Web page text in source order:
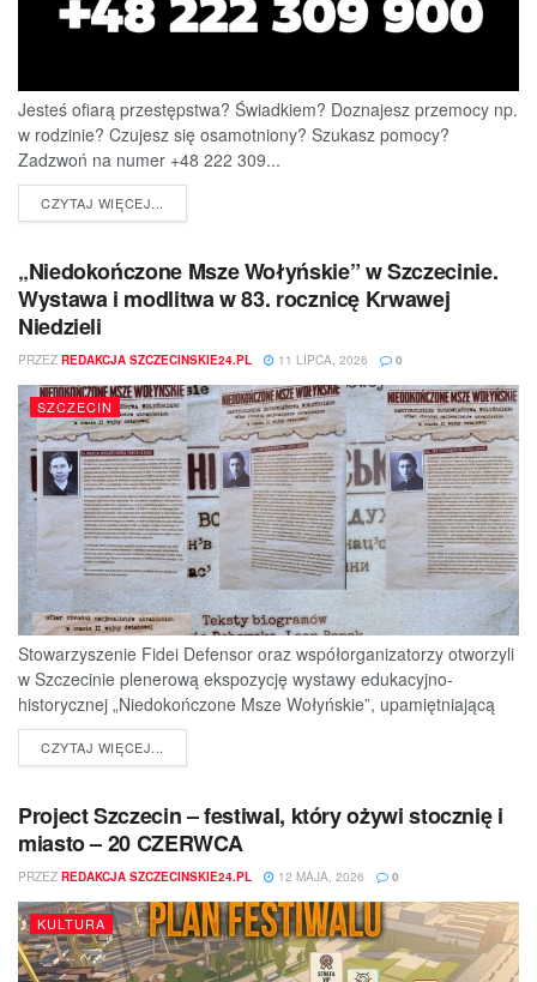
Jesteś ofiarą przestępstwa? Świadkiem? Doznajesz przemocy np.
w rodzinie? Czujesz się osamotniony? Szukasz pomocy?
Zadzwoń na numer +48 222 309...
CZYTAJ WIĘCEJ...
„Niedokończone Msze Wołyńskie” w Szczecinie.
Wystawa i modlitwa w 83. rocznicę Krwawej
Niedzieli
PRZEZ REDAKCJA SZCZECINSKIE24.PL 11 LIPCA, 2026 0
SZCZECIN
Stowarzyszenie Fidei Defensor oraz współorganizatorzy otworzyli
w Szczecinie plenerową ekspozycję wystawy edukacyjno-
historycznej „Niedokończone Msze Wołyńskie”, upamiętniającą
ofiary jednej z najtragiczniejszych...
CZYTAJ WIĘCEJ...
Project Szczecin – festiwal, który ożywi stocznię i
miasto – 20 CZERWCA
PRZEZ REDAKCJA SZCZECINSKIE24.PL 12 MAJA, 2026 0
KULTURA